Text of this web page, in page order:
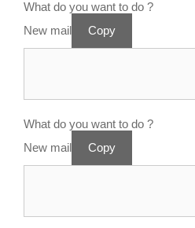
What do you want to do ?
New mail
Copy
What do you want to do ?
New mail
Copy